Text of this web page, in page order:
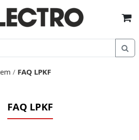
/ FAQ LPKF
FAQ LPKF